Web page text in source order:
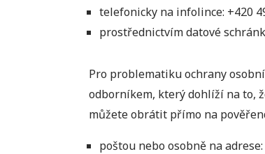
telefonicky na infolince: +420
prostřednictvím datové
Pro problematiku ochrany
odborníkem, který dohlíží na to,
můžete obrátit přímo na
poštou nebo osobně na